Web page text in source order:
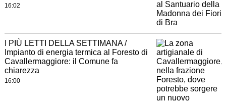
16:02
I PIÙ LETTI DELLA SETTIMANA /
Impianto di energia termica al Foresto di
Cavallermaggiore: il Comune fa
chiarezza
16:00